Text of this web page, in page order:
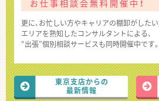
お仕事相談会無料開催中！
更に、お忙しい方やキャリアの棚卸がした
エリアを熟知したコンサルタントによる、
“出張”個別相談サービスも同時開催中です。
東京支店からの
最新情報